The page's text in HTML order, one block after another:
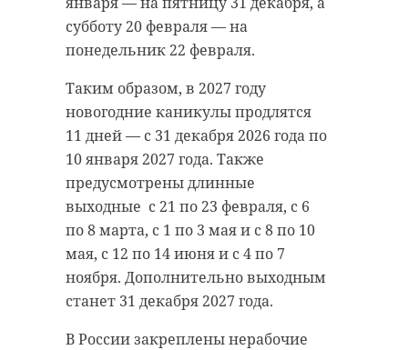
субботу 20 февраля — на
понедельник 22 февраля.
Таким образом, в 2027 году
новогодние каникулы продлятся
11 дней — с 31 декабря 2026 года по
10 января 2027 года. Также
предусмотрены длинные
выходные с 21 по 23 февраля, с 6
по 8 марта, с 1 по 3 мая и с 8 по 10
мая, с 12 по 14 июня и с 4 по 7
ноября. Дополнительно выходным
станет 31 декабря 2027 года.
В России закреплены нерабочие